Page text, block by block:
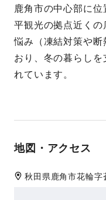
鹿角市の中心部に
平観光の拠点近く
悩み（凍結対策や
おり、冬の暮らし
れています。
地図・アクセス
秋田県 鹿角市花輪字